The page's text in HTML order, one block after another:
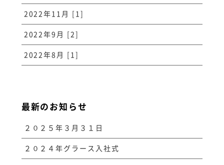
2022年11月 [1]
2022年9月 [2]
2022年8月 [1]
最新のお知らせ
２０２５年３月３１日
２０２４年グラース入社式